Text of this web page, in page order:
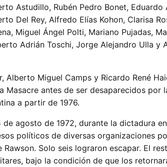
Astudillo, Rubén Pedro Bonet,
Del Rey, Alfredo Elías Kohon, Clarisa
Miguel Ángel Polti, Mariano Pujadas,
Adrián Toschi, Jorge Alejandro Ulla y
Alberto Miguel Camps y Ricardo René
Masacre antes de ser desaparecidos por
a partir de 1976.
de agosto de 1972, durante la dictadura
políticos de diversas organizaciones
Solo seis lograron escapar. El
bajo la condición de que los